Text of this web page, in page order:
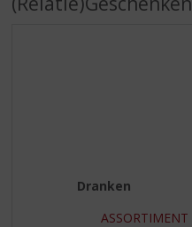
Dranken
ASSORTIMENT